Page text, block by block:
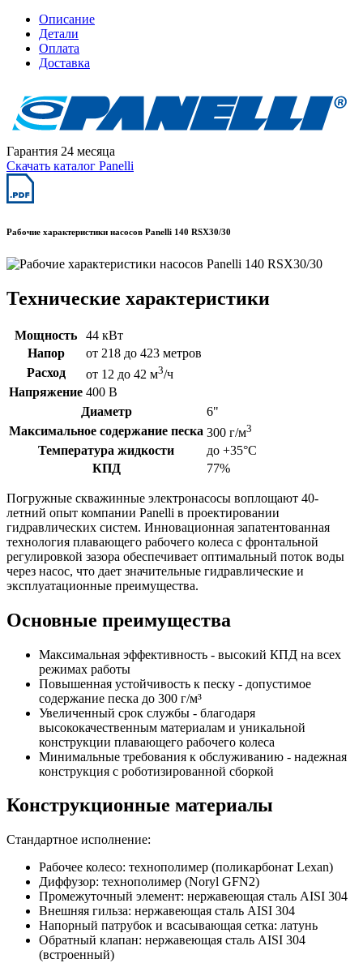
Описание
Детали
Оплата
Доставка
Гарантия 24 месяца
Скачать каталог Panelli
Рабочие характеристики насосов Panelli 140 RSX30/30
Технические характеристики
Мощность
44 кВт
Напор
от 218 до 423 метров
Расход
от 12 до 42 м3/ч
Напряжение 400 В
Диаметр
6"
Максимальное содержание песка 300 г/м3
Температура жидкости
до +35°C
КПД
77%
Погружные скважинные электронасосы воплощают 40-
летний опыт компании Panelli в проектировании
гидравлических систем. Инновационная запатентованная
технология плавающего рабочего колеса с фронтальной
регулировкой зазора обеспечивает оптимальный поток воды
через насос, что дает значительные гидравлические и
эксплуатационные преимущества.
Основные преимущества
Максимальная эффективность - высокий КПД на всех
режимах работы
Повышенная устойчивость к песку - допустимое
содержание песка до 300 г/м³
Увеличенный срок службы - благодаря
высококачественным материалам и уникальной
конструкции плавающего рабочего колеса
Минимальные требования к обслуживанию - надежная
конструкция с роботизированной сборкой
Конструкционные материалы
Стандартное исполнение:
Рабочее колесо: технополимер (поликарбонат Lexan)
Диффузор: технополимер (Noryl GFN2)
Промежуточный элемент: нержавеющая сталь AISI 304
Внешняя гильза: нержавеющая сталь AISI 304
Напорный патрубок и всасывающая сетка: латунь
Обратный клапан: нержавеющая сталь AISI 304
(встроенный)